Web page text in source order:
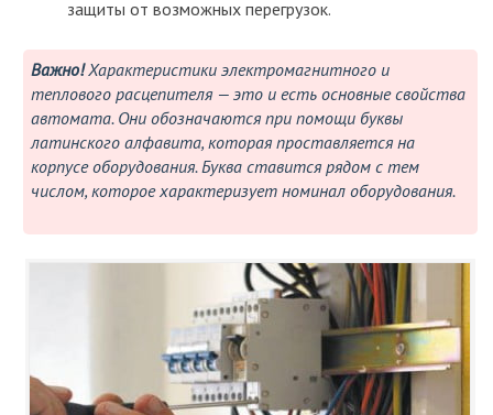
защиты от возможных перегрузок.
Важно!Характеристики электромагнитного и
теплового расцепителя — это и есть основные свойства
автомата. Они обозначаются при помощи буквы
латинского алфавита, которая проставляется на
корпусе оборудования. Буква ставится рядом с тем
числом, которое характеризует номинал оборудования.